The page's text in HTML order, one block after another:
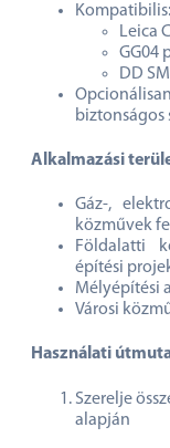
Kompatibilis:
Leica
GG04
DD
biztonságos
Alkalmazási
Gáz-,
közművek
Földalatti
építési
Mélyépítési
Városi
Használati
Szerelje
alapján